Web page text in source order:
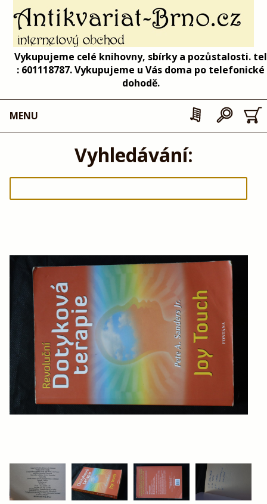
Vykupujeme celé knihovny, sbírky a pozůstalosti. tel
: 601118787. Vykupujeme u Vás doma po telefonické
dohodě.
MENU
Vyhledávání: